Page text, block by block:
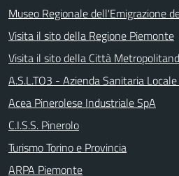
Museo Regionale dell'Emigrazione
Visita il sito della Regione Piemonte
Visita il sito della Città
A.S.L.TO3 - Azienda Sanitaria
Acea Pinerolese Industriale SpA
C.I.S.S. Pinerolo
Turismo Torino e Provincia
ARPA Piemonte